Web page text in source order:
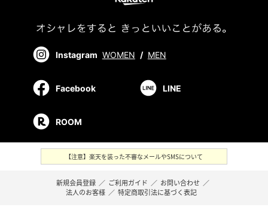
Instagram WOMEN / MEN
Facebook LINE
ROOM
【注意】楽天を装った不審なメールやSMSについて
新規会員登録 ／ ご利用ガイド ／ お問い合わせ ／
法人のお客様 ／ 特定商取引法に基づく表記